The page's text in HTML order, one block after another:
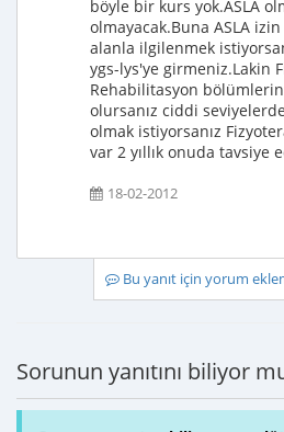
böyle bir kurs yok.ASLA
olmayacak.Buna ASLA
alanla ilgilenmek
ygs-lys'ye girmeniz.Lakin
Rehabilitasyon
olursanız ciddi
olmak istiyorsanız
var 2 yıllık onuda tavsiye
18-02-2012
Bu yanıt için yorum
Sorunun yanıtını biliyor